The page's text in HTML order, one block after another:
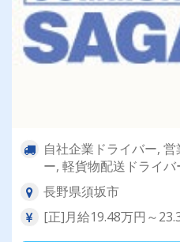
自社企業ドライバー,
ー, 軽貨物配送ドライバ
長野県須坂市
[正]月給19.48万円～